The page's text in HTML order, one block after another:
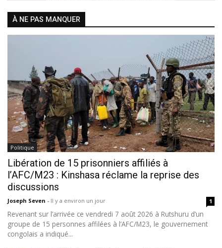
À NE PAS MANQUER
Politique
Libération de 15 prisonniers affiliés à
l’AFC/M23 : Kinshasa réclame la reprise des
discussions
Joseph Seven - Il y a environ un jour 1
Revenant sur l’arrivée ce vendredi 7 août 2026 à Rutshuru d’un
groupe de 15 personnes affilées à l’AFC/M23, le gouvernement
congolais a indiqué...